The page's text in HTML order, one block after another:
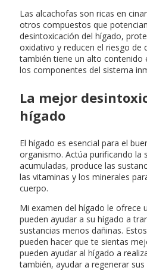
Las alcachofas son ricas en
otros compuestos que
desintoxicación del hígado,
oxidativo y reducen el riesgo de
también tiene un alto contenido
los componentes del sistema
La mejor
hígado
El hígado es esencial para el
organismo. Actúa purificando la
acumuladas, produce las
las vitaminas y los minerales
cuerpo.
Mi examen del hígado le ofrece
pueden ayudar a su hígado a
sustancias menos dañinas.
pueden hacer que te sientas
pueden ayudar al hígado a
también, ayudar a regenerar